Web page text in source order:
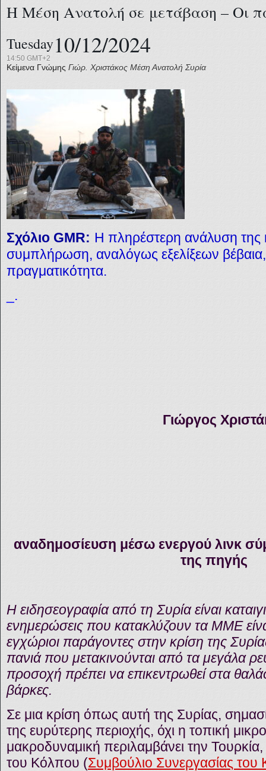
Η Μέση Ανατολή σε μετάβαση – Οι
Tuesday10/12/2024
14:50 GMT+2
Κείμενα Γνώμης Γιώρ. Χριστάκος Μέση Ανατολή Συρία
Σχόλιο GMR: Η πληρέστερη ανάλυση της
συμπλήρωση, αναλόγως εξελίξεων βέβαια,
πραγματικότητα.
_.
Γιώργος
αναδημοσίευση μέσω ενεργού λινκ
της πηγής
Η ειδησεογραφία από τη Συρία είναι
ενημερώσεις που κατακλύζουν τα ΜΜΕ
εγχώριοι παράγοντες στην κρίση της
πανιά που μετακινούνται από τα μεγάλα
προσοχή πρέπει να επικεντρωθεί στα
βάρκες.
Σε μια κρίση όπως αυτή της Συρίας,
της ευρύτερης περιοχής, όχι η τοπική
μακροδυναμική περιλαμβάνει την Τουρκία,
του Κόλπου (Συμβούλιο Συνεργασίας